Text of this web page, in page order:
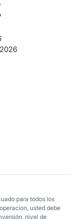
para todos los
usted debe
nivel de